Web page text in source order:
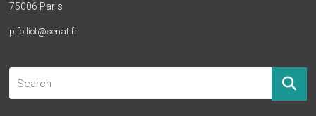
75006 Paris
p.folliot@senat.fr